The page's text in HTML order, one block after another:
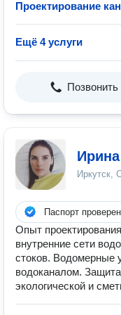
Проектирование
Ещё 4 услуги
Позвонить
Ирина
Иркутск,
Паспорт проверен
Опыт
внутренние сети
стоков. Водомерные
водоканалом.
экологической и